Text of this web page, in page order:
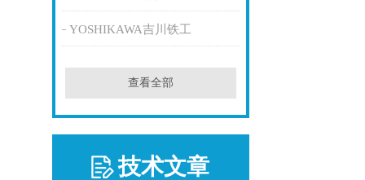
YOSHIKAWA吉川铁工
查看全部
技术文章